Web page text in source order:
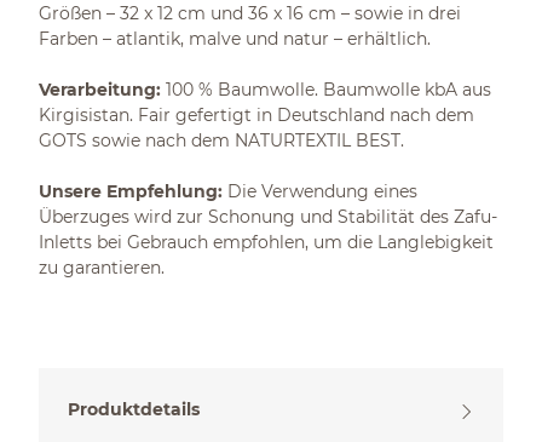
Größen – 32 x 12 cm und 36 x 16 cm – sowie in drei
Farben – atlantik, malve und natur – erhältlich.
Verarbeitung: 100 % Baumwolle. Baumwolle kbA aus
Kirgisistan. Fair gefertigt in Deutschland nach dem
GOTS sowie nach dem NATURTEXTIL BEST.
Unsere Empfehlung: Die Verwendung eines
Überzuges wird zur Schonung und Stabilität des Zafu-
Inletts bei Gebrauch empfohlen, um die Langlebigkeit
zu garantieren.
Produktdetails